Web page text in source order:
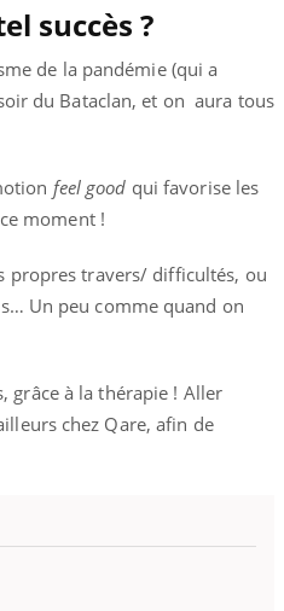
succès ?
de la pandémie (qui a
du Bataclan, et on aura tous
feel good qui favorise les
moment !
propres travers/ difficultés, ou
Un peu comme quand on
grâce à la thérapie ! Aller
chez Qare, afin de